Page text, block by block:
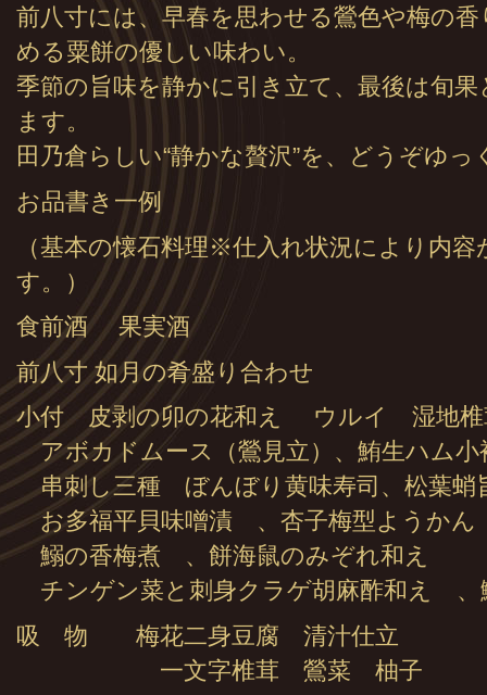
前八寸には、早春を思わせる鶯色や梅の
める粟餅の優しい味わい。
季節の旨味を静かに引き立て、最後は旬
ます。
田乃倉らしい“静かな贅沢”を、どうぞゆ
お品書き一例
（基本の懐石料理※仕入れ状況により内
す。）
食前酒 果実酒
前八寸 如月の肴盛り合わせ
小付 皮剥の卯の花和え ウルイ 湿地椎
アボカドムース（鶯見立）、鮪生ハム小
串刺し三種 ぼんぼり黄味寿司、松葉蛸
お多福平貝味噌漬 、杏子梅型ようかん
鰯の香梅煮 、餅海鼠のみぞれ和え
チンゲン菜と刺身クラゲ胡麻酢和え
吸 物 梅花二身豆腐 清汁仕立
一文字椎茸 鶯菜 柚子